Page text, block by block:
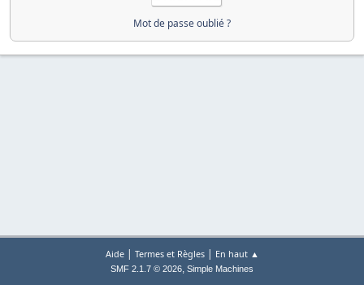
Mot de passe oublié ?
Aide| Termes et Règles| En haut ▲
SMF 2.1.7 © 2026, Simple Machines